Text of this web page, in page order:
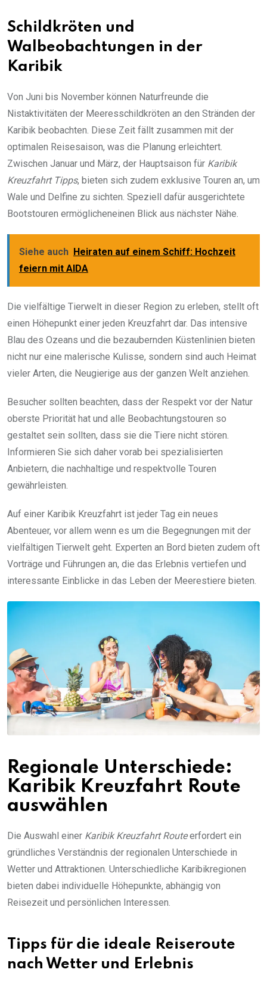
Schildkröten und
Walbeobachtungen in der
Karibik
Von Juni bis November können Naturfreunde die
Nistaktivitäten der Meeresschildkröten an den Stränden der
Karibik beobachten. Diese Zeit fällt zusammen mit der
optimalen Reisesaison, was die Planung erleichtert.
Zwischen Januar und März, der Hauptsaison für Karibik
Kreuzfahrt Tipps, bieten sich zudem exklusive Touren an, um
Wale und Delfine zu sichten. Speziell dafür ausgerichtete
Bootstouren ermöglicheneinen Blick aus nächster Nähe.
Siehe auch Heiraten auf einem Schiff: Hochzeit
feiern mit AIDA
Die vielfältige Tierwelt in dieser Region zu erleben, stellt oft
einen Höhepunkt einer jeden Kreuzfahrt dar. Das intensive
Blau des Ozeans und die bezaubernden Küstenlinien bieten
nicht nur eine malerische Kulisse, sondern sind auch Heimat
vieler Arten, die Neugierige aus der ganzen Welt anziehen.
Besucher sollten beachten, dass der Respekt vor der Natur
oberste Priorität hat und alle Beobachtungstouren so
gestaltet sein sollten, dass sie die Tiere nicht stören.
Informieren Sie sich daher vorab bei spezialisierten
Anbietern, die nachhaltige und respektvolle Touren
gewährleisten.
Auf einer Karibik Kreuzfahrt ist jeder Tag ein neues
Abenteuer, vor allem wenn es um die Begegnungen mit der
vielfältigen Tierwelt geht. Experten an Bord bieten zudem oft
Vorträge und Führungen an, die das Erlebnis vertiefen und
interessante Einblicke in das Leben der Meerestiere bieten.
Regionale Unterschiede:
Karibik Kreuzfahrt Route
auswählen
Die Auswahl einer Karibik Kreuzfahrt Routeerfordert ein
gründliches Verständnis der regionalen Unterschiede in
Wetter und Attraktionen. Unterschiedliche Karibikregionen
bieten dabei individuelle Höhepunkte, abhängig von
Reisezeit und persönlichen Interessen.
Tipps für die ideale Reiseroute
nach Wetter und Erlebnis